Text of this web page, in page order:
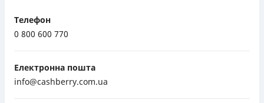
Телефон
0 800 600 770
Електронна пошта
info@cashberry.com.ua